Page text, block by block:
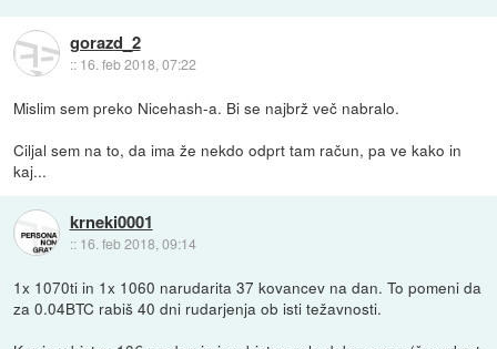
gorazd_2
:: 16. feb 2018, 07:22
Mislim sem preko Nicehash-a. Bi se najbrž več nabralo.
Ciljal sem na to, da ima že nekdo odprt tam račun, pa ve kako in
kaj...
krneki0001
:: 16. feb 2018, 09:14
1x 1070ti in 1x 1060 narudarita 37 kovancev na dan. To pomeni da
za 0.04BTC rabiš 40 dni rudarjenja ob isti težavnosti.